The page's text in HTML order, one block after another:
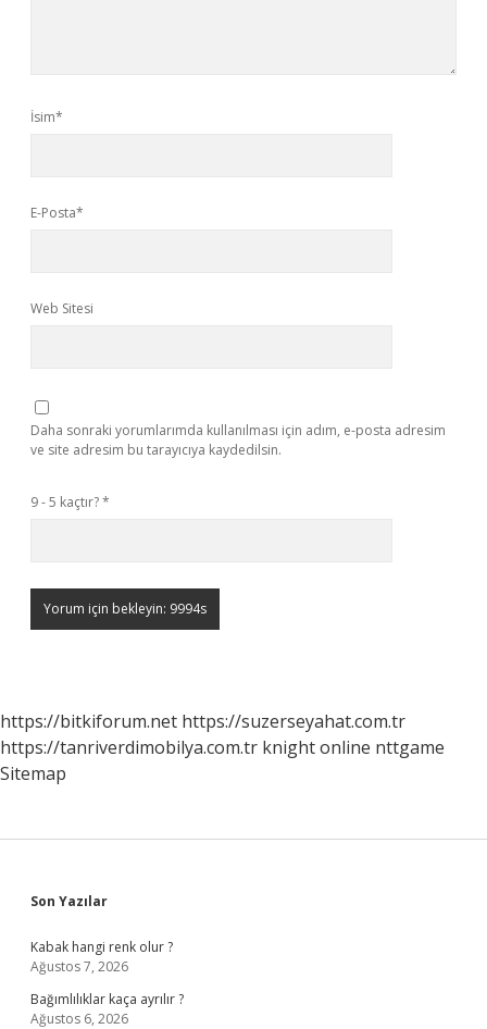
İsim*
E-Posta*
Web Sitesi
Daha sonraki yorumlarımda kullanılması için adım, e-posta adresim
ve site adresim bu tarayıcıya kaydedilsin.
9 - 5 kaçtır?*
https://bitkiforum.net https://suzerseyahat.com.tr
https://tanriverdimobilya.com.tr knight online nttgame
Sitemap
Sidebar
Son Yazılar
Kabak hangi renk olur ?
Ağustos 7, 2026
Bağımlılıklar kaça ayrılır ?
Ağustos 6, 2026